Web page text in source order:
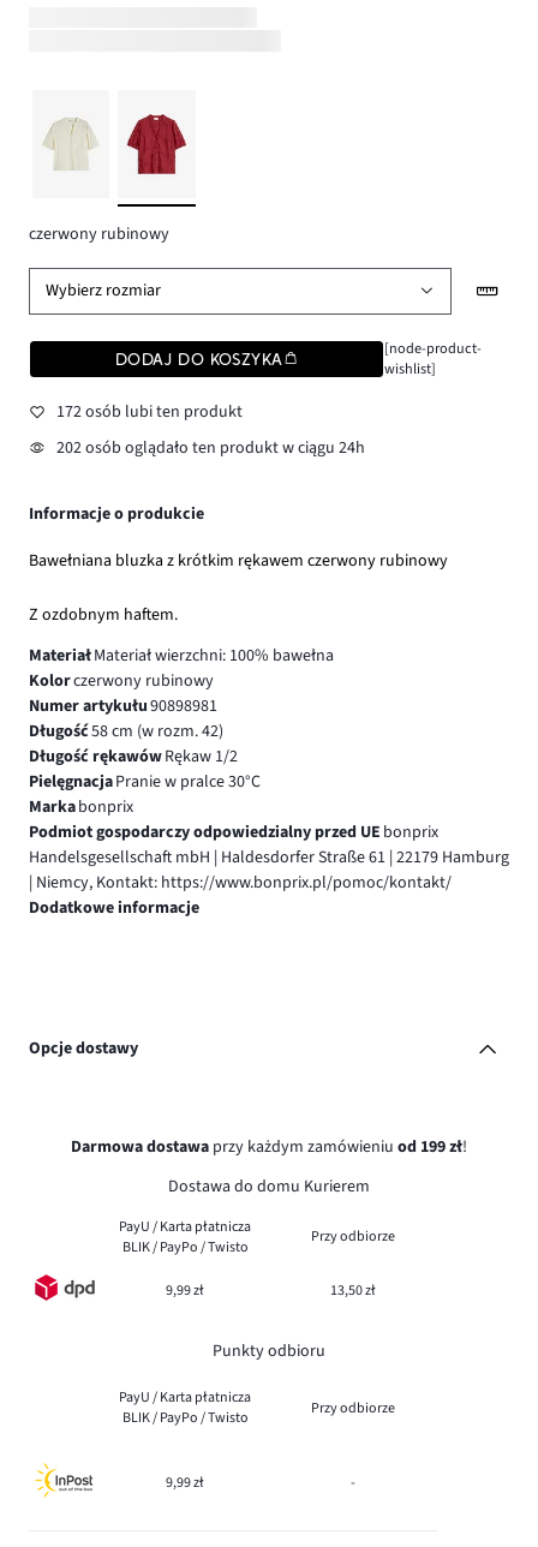
czerwony rubinowy
Wybierz rozmiar
DODAJ DO KOSZYKA
[node-product-
wishlist]
172 osób lubi ten produkt
202 osób oglądało ten produkt w ciągu 24h
Informacje o produkcie
Bawełniana bluzka z krótkim rękawem czerwony rubinowy
Z ozdobnym haftem.
MateriałMateriał wierzchni: 100% bawełna
Kolorczerwony rubinowy
Numer artykułu90898981
Długość58 cm (w rozm. 42)
Długość rękawówRękaw 1/2
PielęgnacjaPranie w pralce 30°C
Markabonprix
Podmiot gospodarczy odpowiedzialny przed UE bonprix
Handelsgesellschaft mbH | Haldesdorfer Straße 61 | 22179 Hamburg
| Niemcy, Kontakt: https://www.bonprix.pl/pomoc/kontakt/
Dodatkowe informacje
Opcje dostawy
Darmowa dostawa przy każdym zamówieniu od 199 zł!
Dostawa do domu Kurierem
PayU / Karta płatnicza
BLIK / PayPo / Twisto
Przy odbiorze
9,99 zł 13,50 zł
Punkty odbioru
PayU / Karta płatnicza
BLIK / PayPo / Twisto
Przy odbiorze
9,99 zł -